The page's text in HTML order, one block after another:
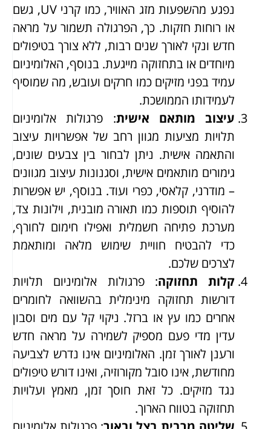
נפגע מהשפעות מזג האוויר, כמו קרני UV, גשם
או רוחות חזקות. כך, הפרגולה תשמור על מראה
חדש ונקי לאורך שנים רבות, ללא צורך בטיפולים
מיוחדים או בתחזוקה מייגעת. בנוסף, האלומיניום
עמיד בפני מזיקים כמו חרקים ועובש, מה שמוסיף
לעמידותו הממושכת.
עיצוב מותאם אישית: פרגולות אלומיניום
תלויות מציעות מגוון רחב של אפשרויות עיצוב
והתאמה אישית. ניתן לבחור בין צבעים שונים,
גימורים מותאמים אישית, וסגנונות עיצוב מגוונים
– מודרני, קלאסי, כפרי ועוד. בנוסף, יש אפשרות
להוסיף תוספות כמו תאורה מובנית, וילונות צד,
מערכת פתיחה חשמלית ואפילו חימום לחורף,
כדי להבטיח חוויית שימוש מלאה ומותאמת
לצרכים שלכם.
קלות תחזוקה: פרגולות אלומיניום תלויות
דורשות תחזוקה מינימלית בהשוואה לחומרים
אחרים כמו עץ או ברזל. ניקוי קל עם מים וסבון
עדין מדי פעם מספיק לשמירה על מראה חדש
ורענן לאורך זמן. האלומיניום אינו נדרש לצביעה
מחודשת, אינו סובל מקורוזיה, ואינו דורש טיפולים
נגד מזיקים. כל זאת חוסך זמן, מאמץ ועלויות
תחזוקה בטווח הארוך.